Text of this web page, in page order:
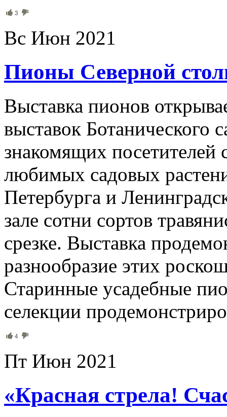
3
Вс Июн 2021
Пионы Северной
Выставка пионов
выставок Ботанического
знакомящих посетителей
любимых садовых
Петербурга и
зале сотни сортов
срезке. Выставка
разнообразие этих
Старинные усадебные
селекции
4
Пт Июн 2021
«Красная стрела!